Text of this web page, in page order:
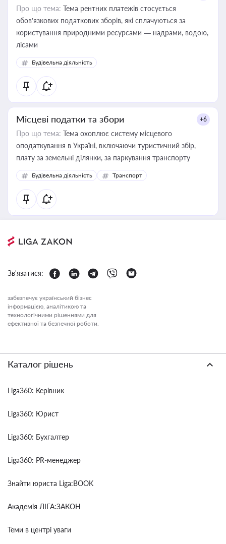
Про що тема: Тема рентних платежів стосується
обов’язкових податкових зборів, які сплачуються за
користування природними ресурсами — надрами, водою,
лісами
Будівельна діяльність
Місцеві податки та збори +6
Про що тема: Тема охоплює систему місцевого
оподаткування в Україні, включаючи туристичний збір,
плату за земельні ділянки, за паркування транспорту
Будівельна діяльність Транспорт
Зв'язатися:
забезпечує український бізнес
інформацією, аналітикою та
технологічними рішеннями для
ефективної та безпечної роботи.
Каталог рішень
Liga360: Керівник
Liga360: Юрист
Liga360: Бухгалтер
Liga360: PR-менеджер
Знайти юриста Liga:BOOK
Академія ЛІГА:ЗАКОН
Теми в центрі уваги